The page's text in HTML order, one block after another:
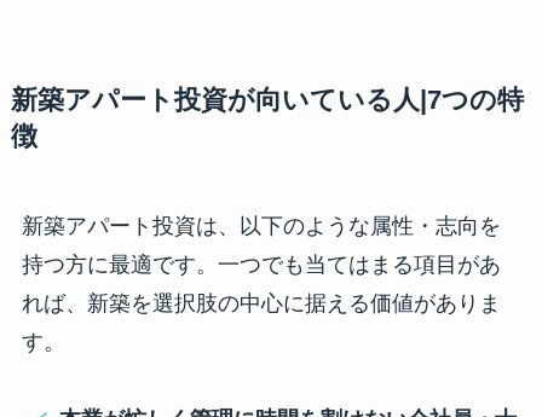
新築アパート投資が向いている人|7つの特
徴
新築アパート投資は、以下のような属性・志向を
持つ方に最適です。一つでも当てはまる項目があ
れば、新築を選択肢の中心に据える価値がありま
す。